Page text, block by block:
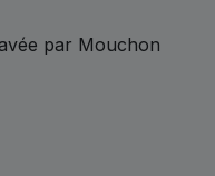
par Mouchon